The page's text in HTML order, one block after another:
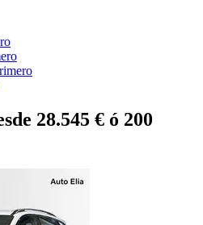
28.545 € ó 200